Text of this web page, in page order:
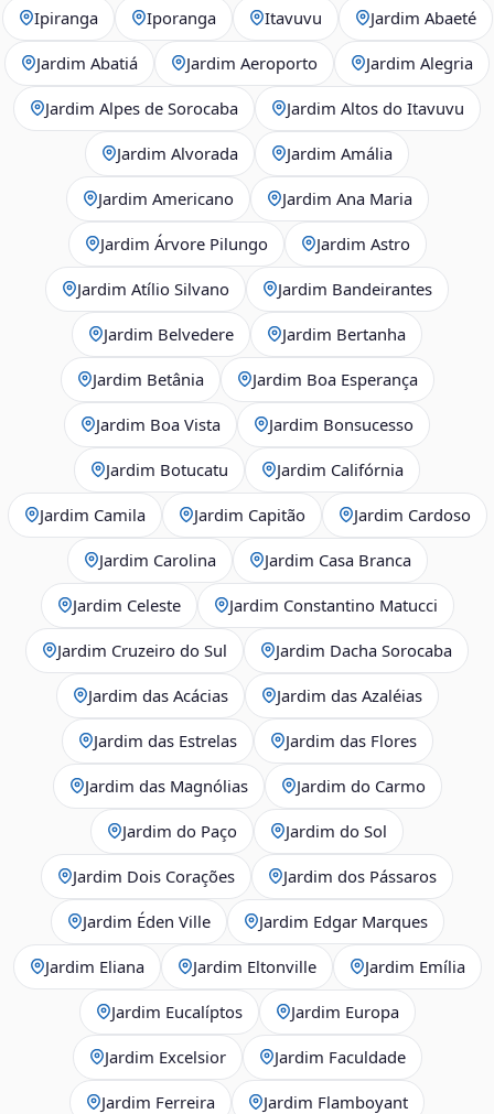
Ipiranga Iporanga Itavuvu Jardim Abaeté
Jardim Abatiá Jardim Aeroporto Jardim Alegria
Jardim Alpes de Sorocaba Jardim Altos do Itavuvu
Jardim Alvorada Jardim Amália
Jardim Americano Jardim Ana Maria
Jardim Árvore Pilungo Jardim Astro
Jardim Atílio Silvano Jardim Bandeirantes
Jardim Belvedere Jardim Bertanha
Jardim Betânia Jardim Boa Esperança
Jardim Boa Vista Jardim Bonsucesso
Jardim Botucatu Jardim Califórnia
Jardim Camila Jardim Capitão Jardim Cardoso
Jardim Carolina Jardim Casa Branca
Jardim Celeste Jardim Constantino Matucci
Jardim Cruzeiro do Sul Jardim Dacha Sorocaba
Jardim das Acácias Jardim das Azaléias
Jardim das Estrelas Jardim das Flores
Jardim das Magnólias Jardim do Carmo
Jardim do Paço Jardim do Sol
Jardim Dois Corações Jardim dos Pássaros
Jardim Éden Ville Jardim Edgar Marques
Jardim Eliana Jardim Eltonville Jardim Emília
Jardim Eucalíptos Jardim Europa
Jardim Excelsior Jardim Faculdade
Jardim Ferreira Jardim Flamboyant